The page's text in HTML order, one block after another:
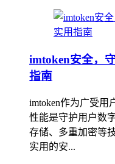
imtoken安全，
指南
imtoken作为广受用
性能是守护用户数
存储、多重加密等
实用的安...